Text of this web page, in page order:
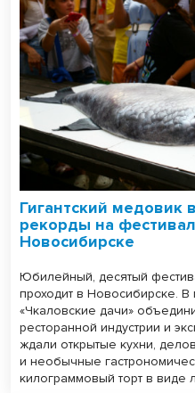
Гигантский
рекорды на
Новосибирске
Юбилейный, десятый
проходит в Новосибирске.
«Чкаловские дачи»
ресторанной индустрии и
ждали открытые кухни,
и необычные
килограммовый торт в